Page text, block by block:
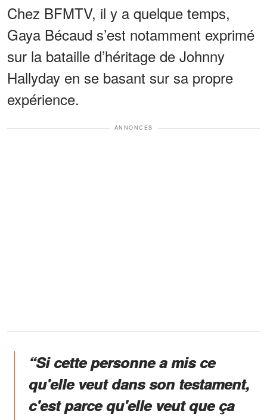
Chez BFMTV, il y a quelque temps,
Gaya Bécaud s’est notamment exprimé
sur la bataille d’héritage de Johnny
Hallyday en se basant sur sa propre
expérience.
ANNONCES
“Si cette personne a mis ce
qu'elle veut dans son testament,
c'est parce qu'elle veut que ça